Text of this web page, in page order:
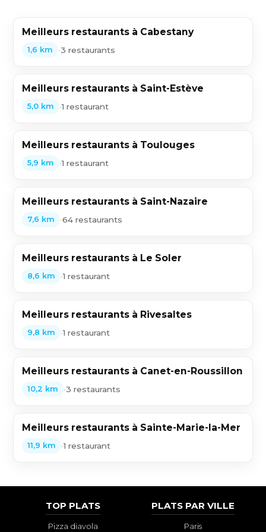
Meilleurs restaurants à Cabestany
1,6 km •3 restaurants
Meilleurs restaurants à Saint-Estève
5,0 km •1 restaurant
Meilleurs restaurants à Toulouges
5,9 km •1 restaurant
Meilleurs restaurants à Saint-Nazaire
7,6 km •64 restaurants
Meilleurs restaurants à Le Soler
8,6 km •1 restaurant
Meilleurs restaurants à Rivesaltes
9,8 km •1 restaurant
Meilleurs restaurants à Canet-en-Roussillon
10,2 km •3 restaurants
Meilleurs restaurants à Sainte-Marie-la-Mer
11,9 km •1 restaurant
TOP PLATS
Pizza diavola
PLATS PAR VILLE
Paris